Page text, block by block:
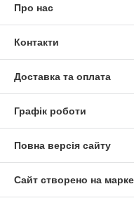
Про нас
Контакти
Доставка та оплата
Графік роботи
Повна версія сайту
Сайт створено на